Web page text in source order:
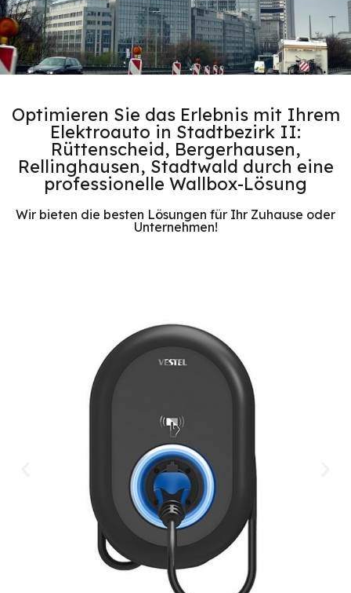
Optimieren Sie das Erlebnis mit Ihrem
Elektroauto in Stadtbezirk II:
Rüttenscheid, Bergerhausen,
Rellinghausen, Stadtwald durch eine
professionelle Wallbox-Lösung
Wir bieten die besten Lösungen für Ihr Zuhause oder
Unternehmen!